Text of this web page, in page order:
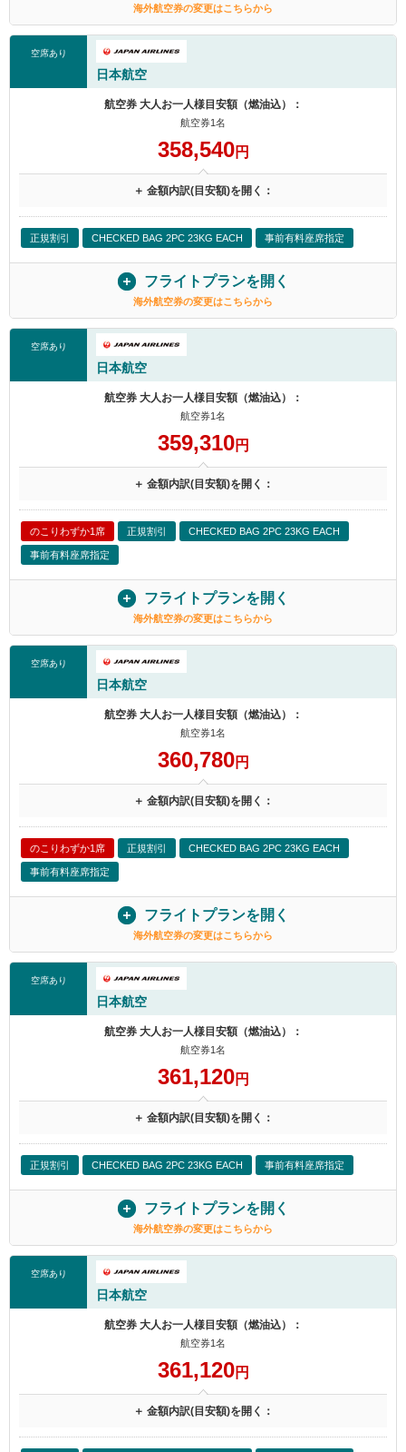
海外航空券の変更はこちらから
空席あり
日本航空
航空券 大人お一人様目安額（燃油込）：
航空券1名
358,540円
＋ 金額内訳(目安額)を開く：
正規割引 CHECKED BAG 2PC 23KG EACH 事前有料座席指定
フライトプランを開く
海外航空券の変更はこちらから
空席あり
日本航空
航空券 大人お一人様目安額（燃油込）：
航空券1名
359,310円
＋ 金額内訳(目安額)を開く：
のこりわずか1席 正規割引 CHECKED BAG 2PC 23KG EACH
事前有料座席指定
フライトプランを開く
海外航空券の変更はこちらから
空席あり
日本航空
航空券 大人お一人様目安額（燃油込）：
航空券1名
360,780円
＋ 金額内訳(目安額)を開く：
のこりわずか1席 正規割引 CHECKED BAG 2PC 23KG EACH
事前有料座席指定
フライトプランを開く
海外航空券の変更はこちらから
空席あり
日本航空
航空券 大人お一人様目安額（燃油込）：
航空券1名
361,120円
＋ 金額内訳(目安額)を開く：
正規割引 CHECKED BAG 2PC 23KG EACH 事前有料座席指定
フライトプランを開く
海外航空券の変更はこちらから
空席あり
日本航空
航空券 大人お一人様目安額（燃油込）：
航空券1名
361,120円
＋ 金額内訳(目安額)を開く：